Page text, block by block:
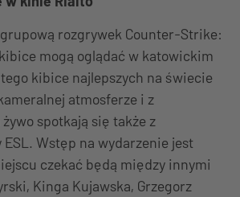
rozgrywek Counter-Strike:
mogą oglądać w katowickim
kibice najlepszych na świecie
atmosferze i z
spotkają się także z
Wstęp na wydarzenie jest
czekać będą między innymi
Kinga Kujawska, Grzegorz